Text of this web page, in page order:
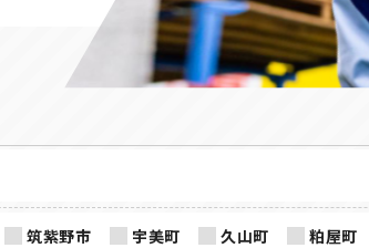
筑紫野市 宇美町 久山町 粕屋町